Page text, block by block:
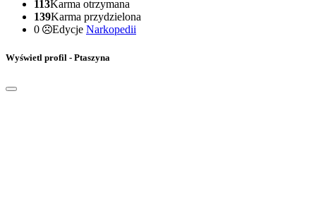
113Karma otrzymana
139Karma przydzielona
0
Edycje Narkopedii
Wyświetl profil - Ptaszyna